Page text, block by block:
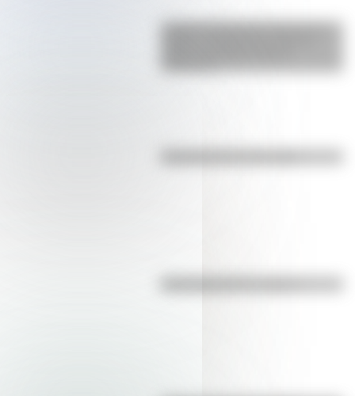
La gran hazaña del Cruce de los